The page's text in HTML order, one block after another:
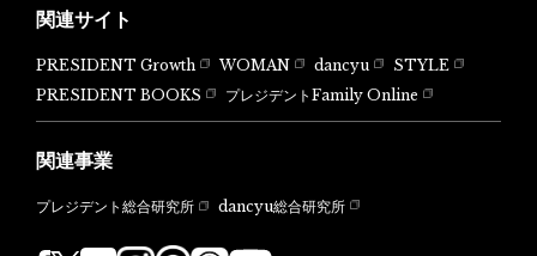
関連サイト
PRESIDENT Growth WOMAN dancyu
STYLE
PRESIDENT BOOKS
プレジデントFamily Online
関連事業
プレジデント総合研究所 dancyu総合研究所